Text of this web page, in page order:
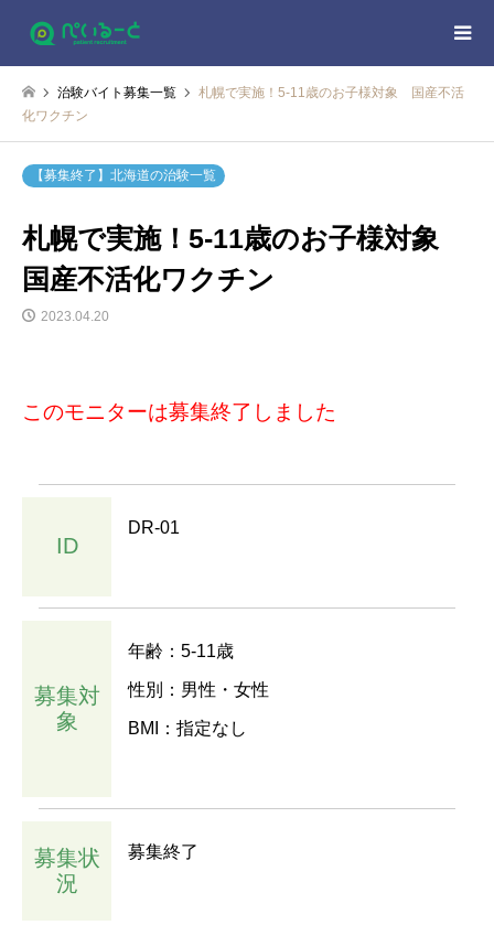
治験バイト募集一覧
札幌で実施！5-11歳のお子様対象 国産不活
化ワクチン
【募集終了】北海道の治験一覧
札幌で実施！5-11歳のお子様対象
国産不活化ワクチン
2023.04.20
このモニターは募集終了しました
ID
DR-01
募集対
象
年齢：5-11歳
性別：男性・女性
BMI：指定なし
募集状
況
募集終了